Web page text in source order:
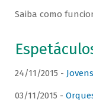
Saiba como
24/11/2015 -
03/11/2015 -